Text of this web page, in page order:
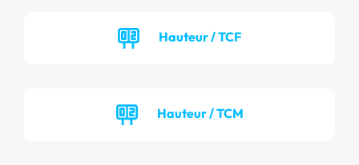
Hauteur / TCF
Hauteur / TCM